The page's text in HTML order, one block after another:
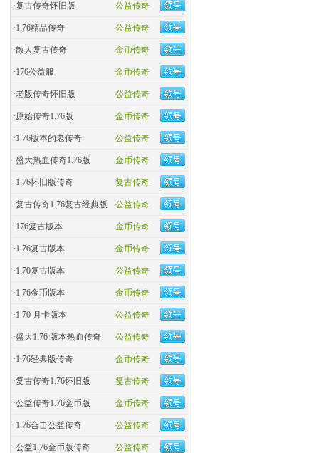
公益传奇
·复古传奇怀旧版
公益传奇
·1.76精品传奇
金币传奇
·散人复古传奇
金币传奇
·176公益服
公益传奇
·老版传奇怀旧版
金币传奇
·原始传奇1.76版
公益传奇
·1.76版本的老传奇
金币传奇
·盛大热血传奇1.76版
复古传奇
·1.76怀旧版传奇
公益传奇
·复古传奇1.76复古经典版
金币传奇
·176复古版本
金币传奇
·1.76复古版本
公益传奇
·1.70复古版本
金币传奇
·1.76金币版本
公益传奇
·1.70 月卡版本
公益传奇
·盛大1.76 版本热血传奇
金币传奇
·​1.76经典版传奇
复古传奇
·复古传奇1.76怀旧版
金币传奇
·​公益传奇1.76金币版
公益传奇
·1.76合击公益传奇
公益传奇
·公益1.76金币版传奇